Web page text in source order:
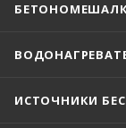
ИСТОЧНИКИ